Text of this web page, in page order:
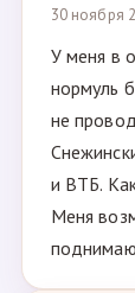
30 ноября
У меня в
нормуль
не
и ВТБ.
Меня